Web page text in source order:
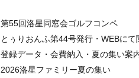
第55回洛星同窓会ゴルフコンペ
とぅりおんふ第44号発行・WEBにて
登録データ・会費納入・夏の集い案
2026洛星ファミリー夏の集い